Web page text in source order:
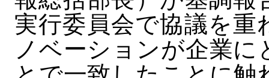
実行委員会で協議を重
ノベーションが企業